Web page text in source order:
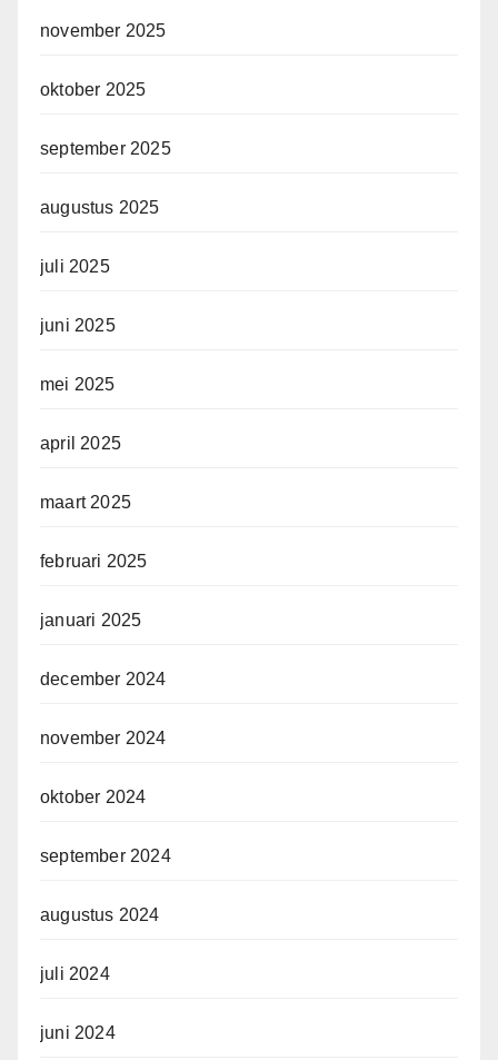
november 2025
oktober 2025
september 2025
augustus 2025
juli 2025
juni 2025
mei 2025
april 2025
maart 2025
februari 2025
januari 2025
december 2024
november 2024
oktober 2024
september 2024
augustus 2024
juli 2024
juni 2024